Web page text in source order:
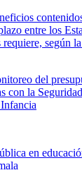
entre los
según
del
con la
en